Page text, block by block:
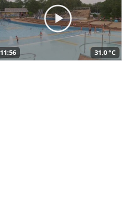
11:56 31,0 °C